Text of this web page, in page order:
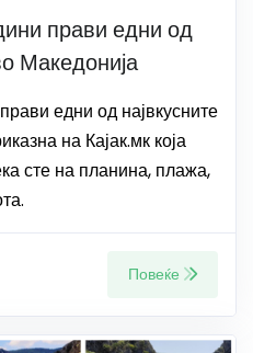
прави едни од
Македонија
едни од највкусните
на Кајак.мк која
сте на планина, плажа,
Повеќе